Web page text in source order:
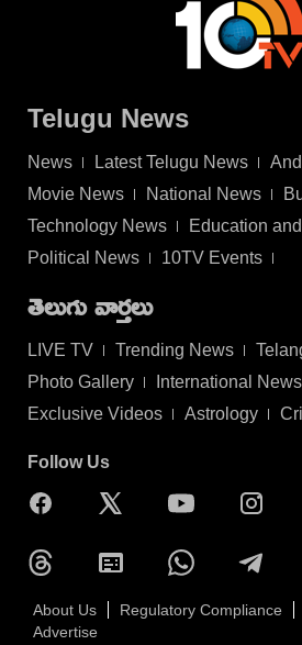
Telugu News
News Latest Telugu News
Movie News
National News
Technology News
Education
Political News
10TV Events
తెలుగు వార్తలు
LIVE TV Trending News
Photo Gallery
International News
Exclusive Videos
Astrology
Follow Us
About Us Regulatory Compliance
Advertise